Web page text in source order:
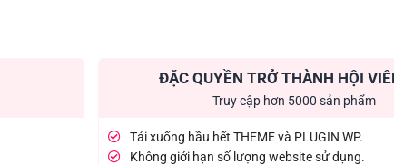
ĐẶC QUYỀN TRỞ THÀNH HỘI
Truy cập hơn 5000 sản phẩm
Tải xuống hầu hết THEME và PLUGIN WP.
Không giới hạn số lượng website sử dụng.